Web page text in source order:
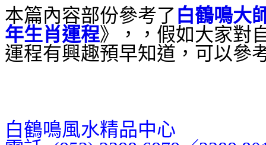
本篇內容部份參考了白鶴鳴大
年生肖運程》，，假如大家對
運程有興趣預早知道，可以參
白鶴鳴風水精品中心